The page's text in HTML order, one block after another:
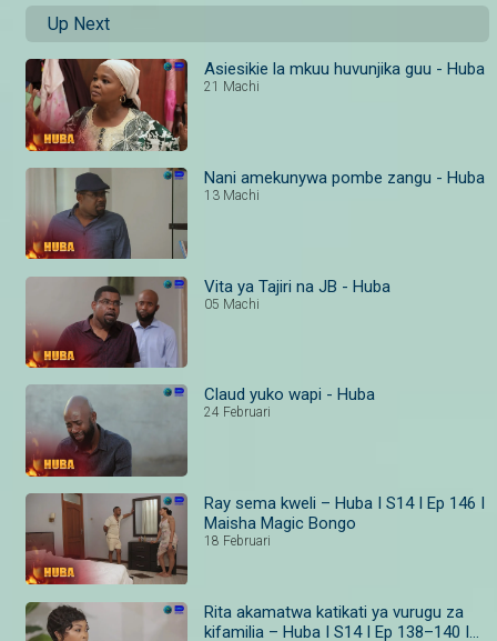
Up Next
Asiesikie la mkuu huvunjika guu - Huba
21 Machi
Nani amekunywa pombe zangu - Huba
13 Machi
Vita ya Tajiri na JB - Huba
05 Machi
Claud yuko wapi - Huba
24 Februari
Ray sema kweli – Huba I S14 I Ep 146 I
Maisha Magic Bongo
18 Februari
Rita akamatwa katikati ya vurugu za
kifamilia – Huba I S14 I Ep 138–140 I